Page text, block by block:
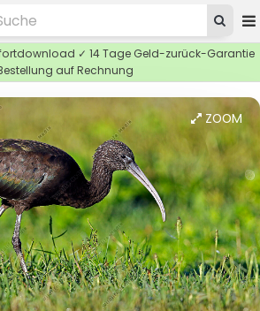
✓ 14 Tage Geld-zurück-Garantie
auf Rechnung
ZOOM